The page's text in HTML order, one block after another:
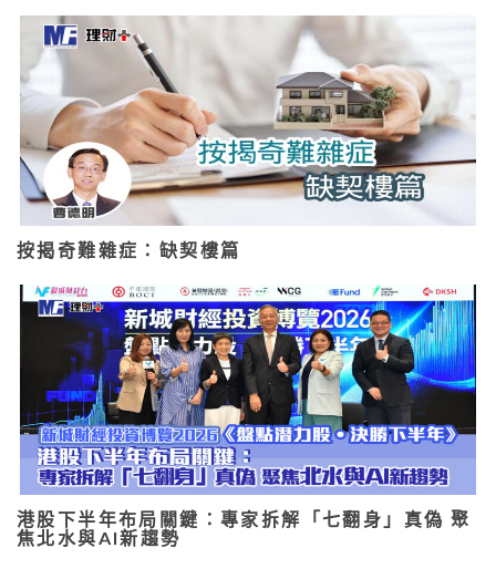
按揭奇難雜症：缺契樓篇
港股下半年布局關鍵：專家拆解「七翻身」真偽 聚
焦北水與AI新趨勢